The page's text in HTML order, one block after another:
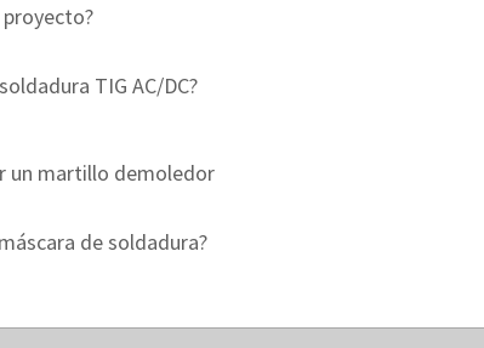
TIG AC/DC?
un martillo demoledor
de soldadura?